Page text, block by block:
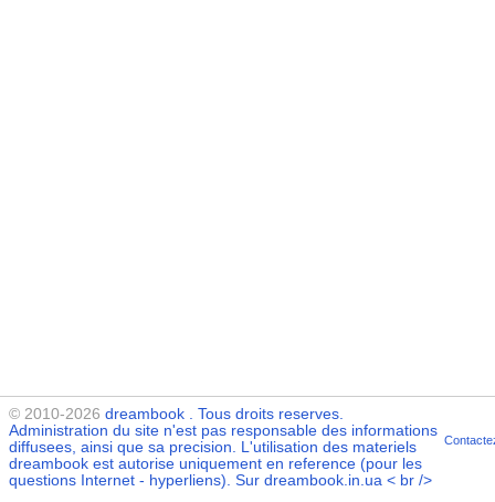
© 2010-2026 dreambook . Tous droits reserves.
Administration du site n'est pas responsable des informations
diffusees, ainsi que sa precision. L'utilisation des materiels
dreambook est autorise uniquement en reference (pour les
questions Internet - hyperliens). Sur dreambook.in.ua < br />